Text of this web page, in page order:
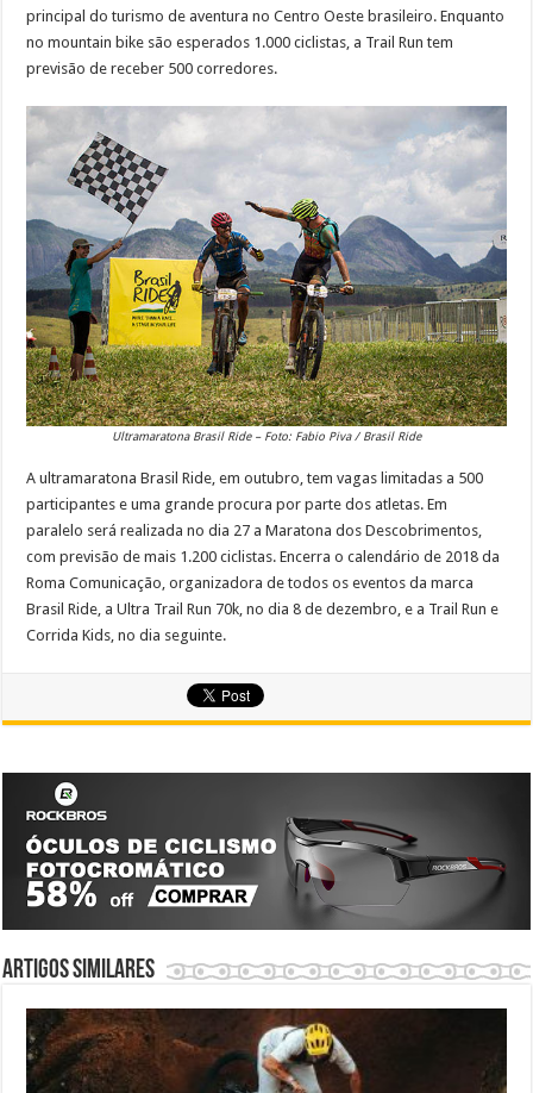
principal do turismo de aventura no Centro Oeste brasileiro. Enquanto
no mountain bike são esperados 1.000 ciclistas, a Trail Run tem
previsão de receber 500 corredores.
Ultramaratona Brasil Ride – Foto: Fabio Piva / Brasil Ride
A ultramaratona Brasil Ride, em outubro, tem vagas limitadas a 500
participantes e uma grande procura por parte dos atletas. Em
paralelo será realizada no dia 27 a Maratona dos Descobrimentos,
com previsão de mais 1.200 ciclistas. Encerra o calendário de 2018 da
Roma Comunicação, organizadora de todos os eventos da marca
Brasil Ride, a Ultra Trail Run 70k, no dia 8 de dezembro, e a Trail Run e
Corrida Kids, no dia seguinte.
Artigos similares